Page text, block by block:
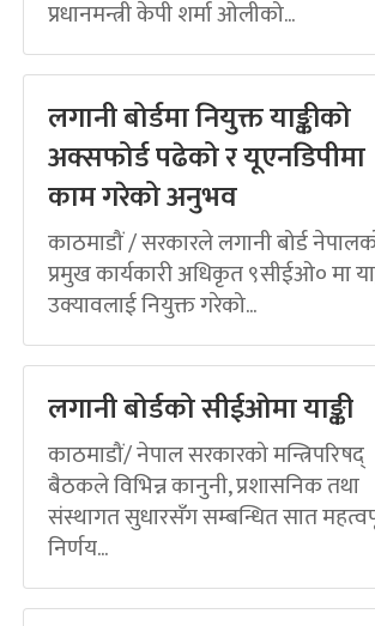
प्रधानमन्त्री केपी शर्मा ओलीको...
लगानी बोर्डमा नियुक्त याङ्कीको
अक्सफोर्ड पढेको र यूएनडिपीमा
काम गरेको अनुभव
काठमाडौं / सरकारले लगानी बोर्ड
प्रमुख कार्यकारी अधिकृत ९सीईओ० मा
उक्यावलाई नियुक्त गरेको...
लगानी बोर्डको सीईओमा याङ्की
काठमाडौं/ नेपाल सरकारको मन्त्रिपरिषद्
बैठकले विभिन्न कानुनी, प्रशासनिक तथा
संस्थागत सुधारसँग सम्बन्धित सात
निर्णय...